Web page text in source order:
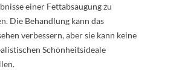
einer Fettabsaugung zu
Die Behandlung kann das
verbessern, aber sie kann keine
Schönheitsideale